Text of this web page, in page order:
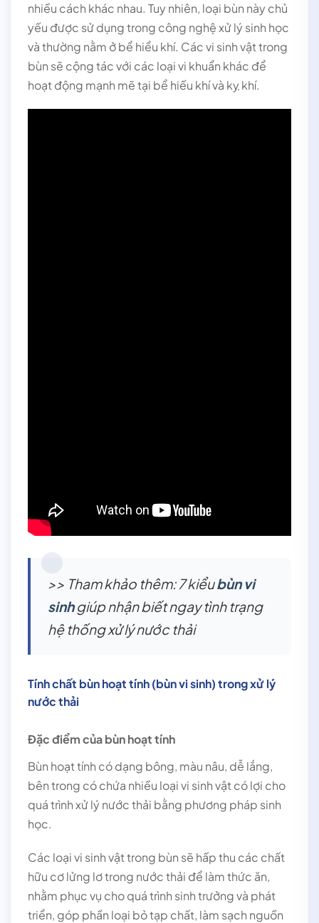
nhiều cách khác nhau. Tuy nhiên, loại bùn này chủ
yếu được sử dụng trong công nghệ xử lý sinh học
và thường nằm ở bể hiểu khí. Các vi sinh vật trong
bùn sẽ cộng tác với các loại vi khuẩn khác để
hoạt động mạnh mẽ tại bể hiếu khí và kỵ khí.
>> Tham khảo thêm: 7 kiểubùn vi
sinhgiúp nhận biết ngay tình trạng
hệ thống xử lý nước thải
Tính chất bùn hoạt tính (bùn vi sinh) trong xử lý
nước thải
Đặc điểm của bùn hoạt tính
Bùn hoạt tính có dạng bông, màu nâu, dễ lắng,
bên trong có chứa nhiều loại vi sinh vật có lợi cho
quá trình xử lý nước thải bằng phương pháp sinh
học.
Các loại vi sinh vật trong bùn sẽ hấp thu các chất
hữu cơ lửng lơ trong nước thải để làm thức ăn,
nhằm phục vụ cho quá trình sinh trưởng và phát
triển, góp phần loại bỏ tạp chất, làm sạch nguồn